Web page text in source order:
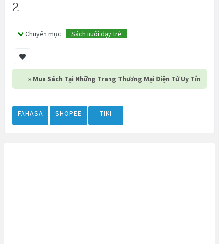
2
Chuyên mục: Sách nuôi dạy trẻ
» Mua Sách Tại Những Trang Thương Mại Điện Tử Uy Tín
FAHASA SHOPEE TIKI